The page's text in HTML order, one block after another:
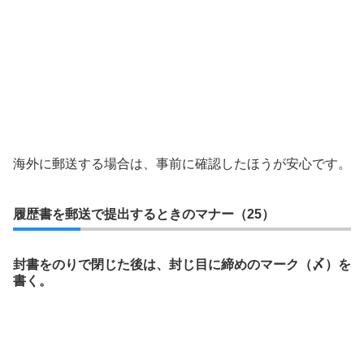
海外に郵送する場合は、事前に確認したほうが安心です。
履歴書を郵送で提出するときのマナー（25）
封書をのりで閉じた後は、封じ目に締めのマーク（〆）を
書く。